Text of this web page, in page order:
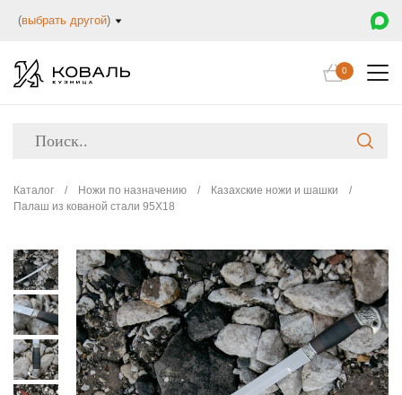
(выбрать другой)
0
Каталог / Ножи по назначению / Казахские ножи и шашки
/
Палаш из кованой стали 95Х18